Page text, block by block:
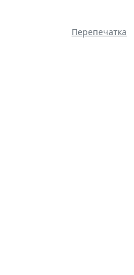
Перепечатка